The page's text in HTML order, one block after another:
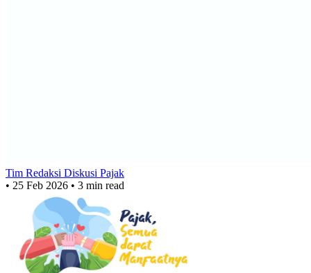
Tim Redaksi Diskusi Pajak
• 25 Feb 2026 • 3 min read